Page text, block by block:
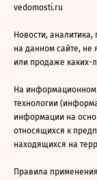
vedomosti.ru
Новости,
на данном сайте, не
или продаже каких-
На информационном
технологии
информации на
относящихся к
находящихся на
Правила